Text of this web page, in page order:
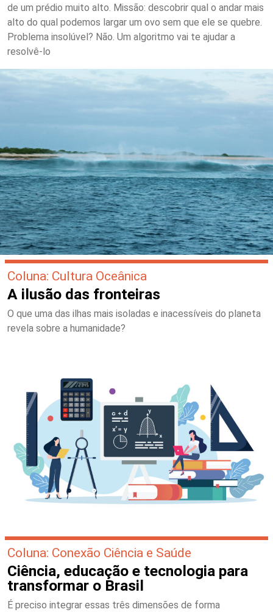
de um prédio muito alto. Missão: descobrir qual o andar mais
alto do qual podemos largar um ovo sem que ele se quebre.
Problema insolúvel? Não. Um algoritmo vai te ajudar a
resolvê-lo
Coluna: Cultura Oceânica
A ilusão das fronteiras
O que uma das ilhas mais isoladas e inacessíveis do planeta
revela sobre a humanidade?
Coluna: Conexão Ciência e Saúde
Ciência, educação e tecnologia para
transformar o Brasil
É preciso integrar essas três dimensões de forma